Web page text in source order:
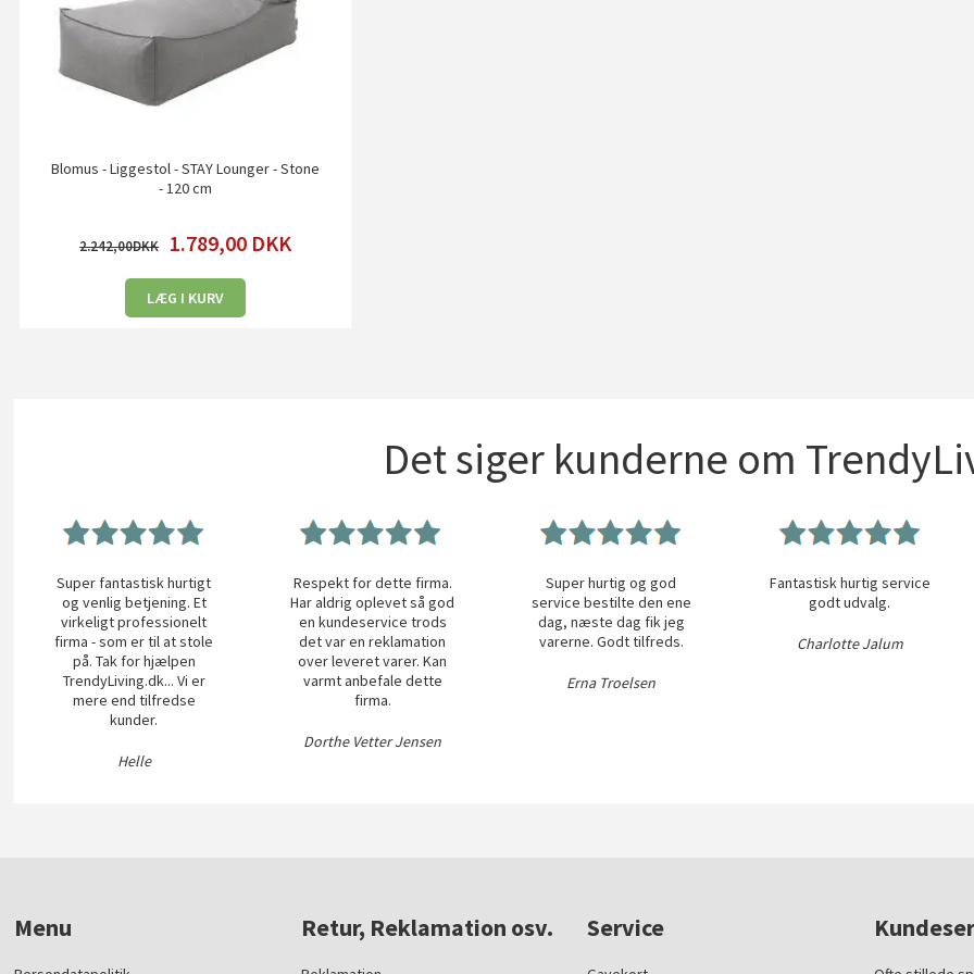
Blomus - Liggestol - STAY Lounger - Stone
- 120 cm
2.242,00 1.789,00 DKK
LÆG I KURV
Det siger kunderne om
Super fantastisk hurtigt
og venlig betjening. Et
virkeligt professionelt
firma - som er til at stole
på. Tak for hjælpen
TrendyLiving.dk... Vi er
mere end tilfredse
kunder.
Helle
Respekt for dette firma.
Har aldrig oplevet så god
en kundeservice trods
det var en reklamation
over leveret varer. Kan
varmt anbefale dette
firma.
Dorthe Vetter Jensen
Super hurtig og god
service bestilte den ene
dag, næste dag fik jeg
varerne. Godt tilfreds.
Erna Troelsen
Fantastisk hurtig service
godt udvalg.
Charlotte Jalum
Menu Retur, Reklamation osv. Service